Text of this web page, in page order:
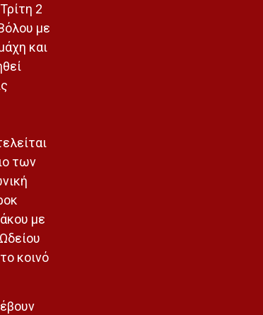
2
με
και
των
με
κοινό